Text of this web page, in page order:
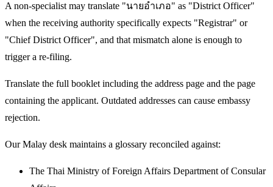
A non-specialist may translate "นายอำเภอ" as "District Officer"
when the receiving authority specifically expects "Registrar" or
"Chief District Officer", and that mismatch alone is enough to
trigger a re-filing.
Translate the full booklet including the address page and the page
containing the applicant. Outdated addresses can cause embassy
rejection.
Our Malay desk maintains a glossary reconciled against:
The Thai Ministry of Foreign Affairs Department of Consular